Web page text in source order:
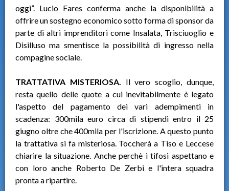
oggi”. Lucio Fares conferma anche la disponibilità a
offrire un sostegno economico sotto forma di sponsor da
parte di altri imprenditori come Insalata, Trisciuoglio e
Disilluso ma smentisce la possibilità di ingresso nella
compagine sociale.
TRATTATIVA MISTERIOSA. Il vero scoglio, dunque,
resta quello delle quote a cui inevitabilmente è legato
l'aspetto del pagamento dei vari adempimenti in
scadenza: 300mila euro circa di stipendi entro il 25
giugno oltre che 400mila per l'iscrizione. A questo punto
la trattativa si fa misteriosa. Toccherà a Tiso e Leccese
chiarire la situazione. Anche perchè i tifosi aspettano e
con loro anche Roberto De Zerbi e l'intera squadra
pronta a ripartire.